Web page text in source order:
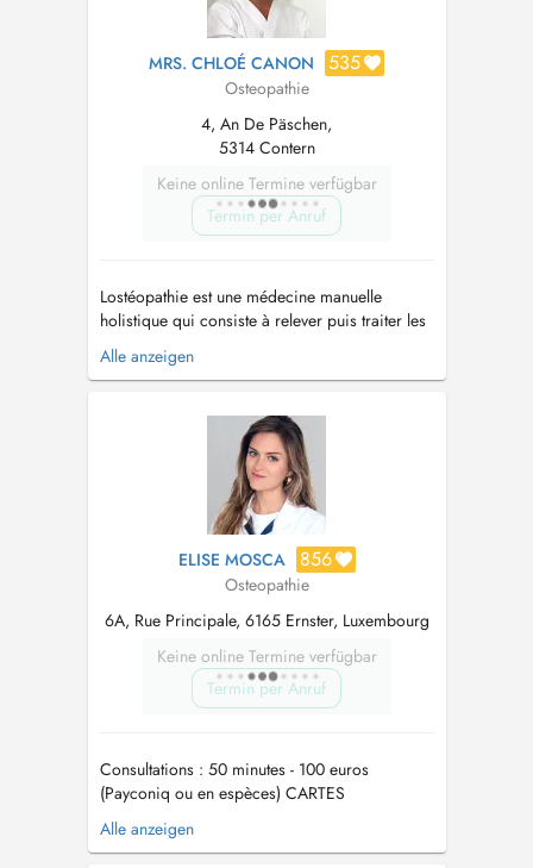
MRS. CHLOÉ CANON 535
Osteopathie
4, An De Päschen,
5314 Contern
Keine online Termine verfügbar
Termin per Anruf
Lostéopathie est une médecine manuelle
holistique qui consiste à relever puis traiter les
troubles fonctionnels des différents systèmes du
corps, afin daméliorer létat de santé du patient.
Ostéopathie à Contern (https://kinecontern.lu),
Alle anzeigen
ELISE MOSCA 856
Osteopathie
6A, Rue Principale, 6165 Ernster, Luxembourg
Keine online Termine verfügbar
Termin per Anruf
Consultations : 50 minutes - 100 euros
(Payconiq ou en espèces) CARTES
BANCAIRES NON-ACCEPTÉES !
Alle anzeigen